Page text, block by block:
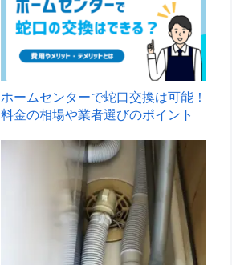
ホームセンターで蛇口交換は可能！
料金の相場や業者選びのポイント